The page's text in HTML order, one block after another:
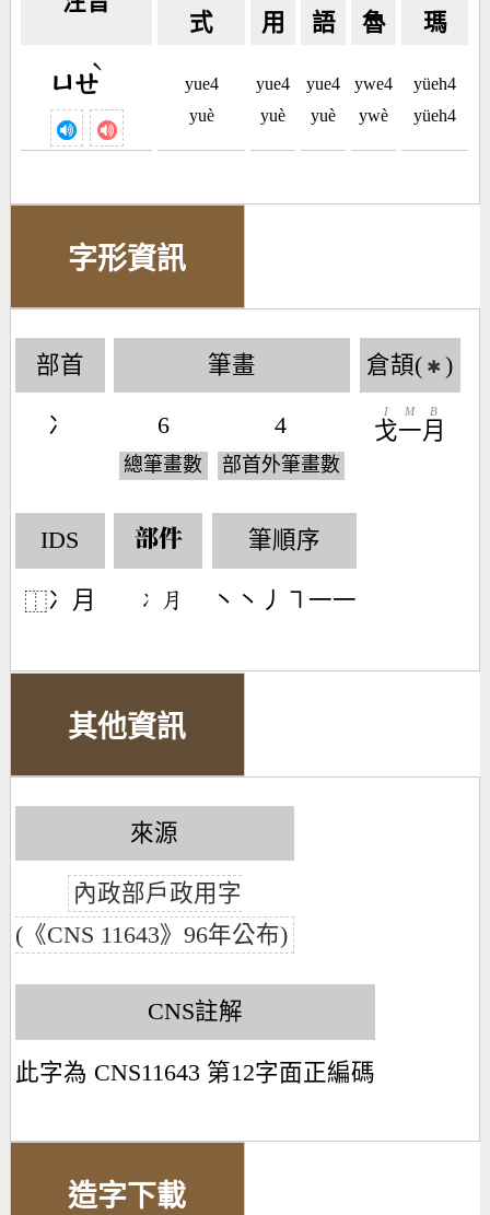
式 用 語 魯 瑪
ㄩㄝ
ˋ
yue4
yuè
yue4
yuè
yue4
yuè
ywe4
ywè
yüeh4
yüeh4
字形資訊
部首
冫
筆畫
6
總筆畫數
4
部首外筆畫數
倉頡( ✱ )
戈
I
一
M
月
B
IDS
⿰冫月
部件
󶁄󶃭
筆順序
丶丶丿㇕一一
其他資訊
來源
內政部戶政用字
(《CNS 11643》96年公布)
CNS註解
此字為 CNS11643 第12字面正編碼
造字下載